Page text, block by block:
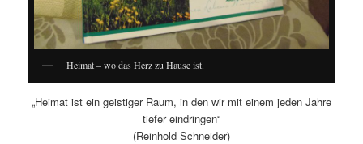
Heimat – wo das Herz zu Hause ist.
„Heimat ist ein geistiger Raum, in den wir mit einem jeden Jahre
tiefer eindringen“
(Reinhold Schneider)